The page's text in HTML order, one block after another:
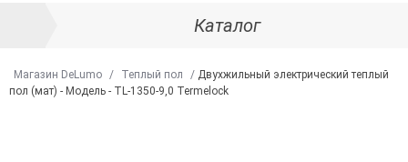
Каталог
Магазин DeLumo / Теплый пол / Двухжильный электрический теплый
пол (мат) - Модель - TL-1350-9,0 Termelock